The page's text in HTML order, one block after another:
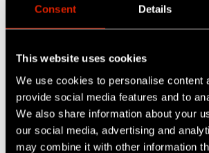
Consent Details
This website uses cookies
We use cookies to personalise content
provide social media features and to
We also share information about your
our social media, advertising and
may combine it with other information